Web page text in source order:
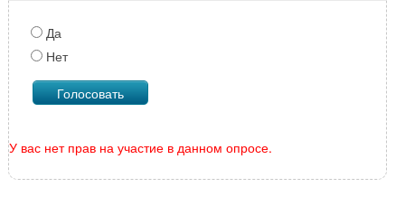
Да
Нет
У вас нет прав на участие в данном опросе.